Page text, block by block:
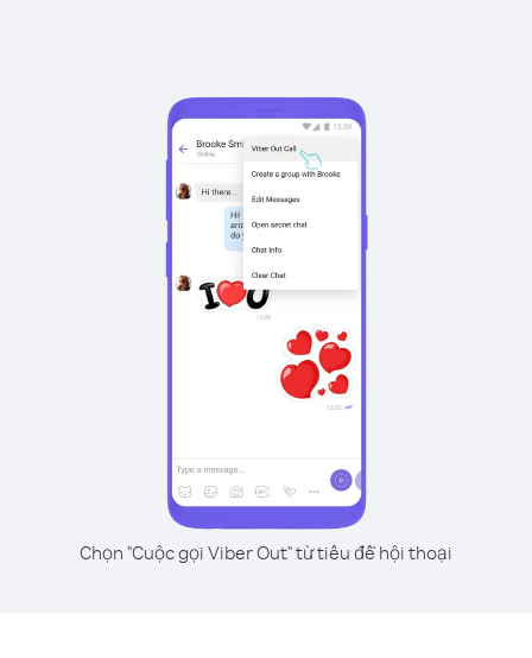
Chọn "Cuộc gọi Viber Out" từ tiêu đề hội thoại